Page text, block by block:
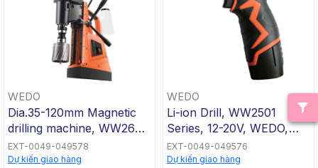
WEDO
Dia.35-120mm Magnetic
drilling machine, WW2601
Series, (1100-2500W),
WEDO, Steel
EXT-0049-049578
Dự kiến giao hàng
WEDO
Li-ion Drill, WW2501
Series, 12-20V, WEDO,
Steel
EXT-0049-049576
Dự kiến giao hàng